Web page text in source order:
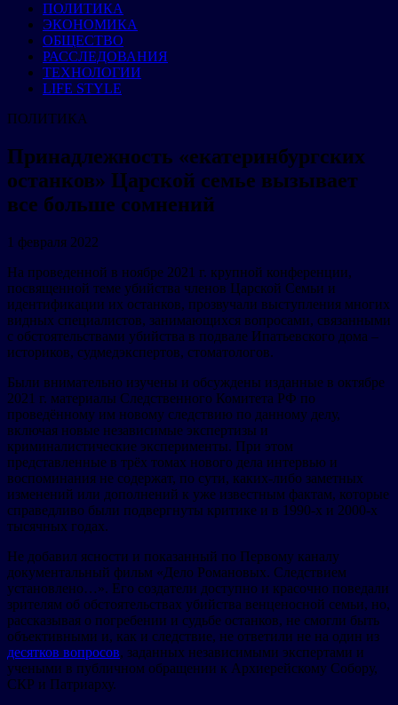
ПОЛИТИКА
ЭКОНОМИКА
ОБЩЕСТВО
РАССЛЕДОВАНИЯ
ТЕХНОЛОГИИ
LIFE STYLE
ПОЛИТИКА
Принадлежность «екатеринбургских
останков» Царской семье вызывает
все больше сомнений
1 февраля 2022
На проведенной в ноябре 2021 г. крупной конференции,
посвященной теме убийства членов Царской Семьи и
идентификации их останков, прозвучали выступления многих
видных специалистов, занимающихся вопросами, связанными
с обстоятельствами убийства в подвале Ипатьевского дома –
историков, судмедэкспертов, стоматологов.
Были внимательно изучены и обсуждены изданные в октябре
2021 г. материалы Следственного Комитета РФ по
проведённому им новому следствию по данному делу,
включая новые независимые экспертизы и
криминалистические эксперименты. При этом
представленные в трёх томах нового дела интервью и
воспоминания не содержат, по сути, каких-либо заметных
изменений или дополнений к уже известным фактам, которые
справедливо были подвергнуты критике и в 1990-х и 2000-х
тысячных годах.
Не добавил ясности и показанный по Первому каналу
документальный фильм «Дело Романовых. Следствием
установлено…». Его создатели доступно и красочно поведали
зрителям об обстоятельствах убийства венценосной семьи, но,
рассказывая о погребении и судьбе останков, не смогли быть
объективными и, как и следствие, не ответили не на один из
десятков вопросов, заданных независимыми экспертами и
учеными в публичном обращении к Архиерейскому Собору,
СКР и Патриарху.